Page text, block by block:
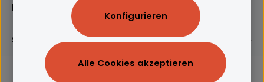
Rechtliches
Service
Konfigurieren
Alle Cookies akzeptieren